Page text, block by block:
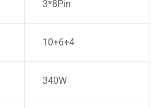
3*8Pin
10+6+4
340W